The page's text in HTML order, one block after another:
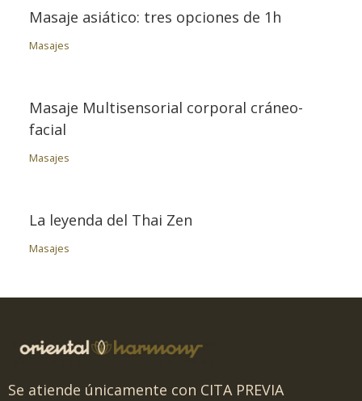
Masaje asiático: tres opciones de 1h
Masajes
Masaje Multisensorial corporal cráneo-
facial
Masajes
La leyenda del Thai Zen
Masajes
Se atiende únicamente con CITA PREVIA